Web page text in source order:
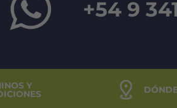
+54 9
Y